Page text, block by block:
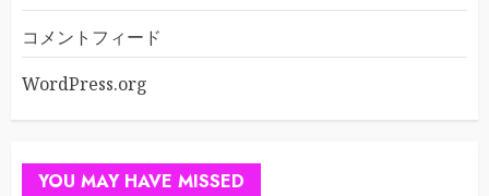
コメントフィード
WordPress.org
YOU MAY HAVE MISSED